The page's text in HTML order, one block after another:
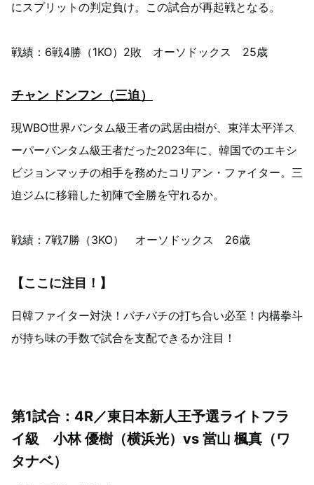
にスプリットの判定負け。この試合が再起戦となる。
戦績：6戦4勝（1KO）2敗 オーソドックス 25歳
チャン ドンフン（三迫）
現WBO世界バンタム級王者の武居由樹が、東洋太平洋ス
ーパーバンタム級王者だった2023年に、韓国でのエキシ
ビジョンマッチの相手を務めたコリアン・ファイター。三
迫ジムに移籍した初陣で全勝を守れるか。
戦績：7戦7勝（3KO） オーソドックス 26歳
【ここに注目！】
日韓ファイター対決！バチバチの打ち合い必至！内構拳斗
が持ち味の手数で試合を支配できるか注目！
第1試合：4R／東日本新人王予選ライトフラ
イ級 小林 優樹（横浜光）vs 當山 楓真（ワ
タナベ）